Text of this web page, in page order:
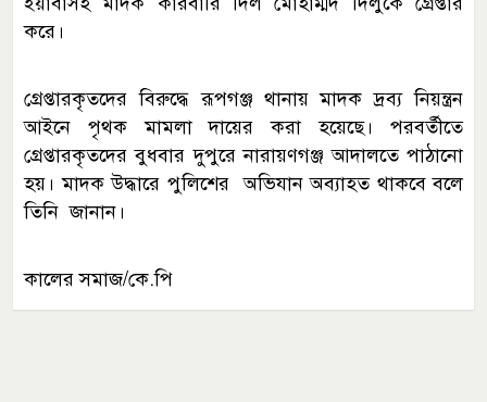
করে।
গ্রেপ্তারকৃতদের বিরুদ্ধে রূপগঞ্জ থানায় মাদক দ্রব্য নিয়ন্ত্রন
আইনে পৃথক মামলা দায়ের করা হয়েছে। পরবর্তীতে
গ্রেপ্তারকৃতদের বুধবার দুপুরে নারায়ণগঞ্জ আদালতে পাঠানো
হয়। মাদক উদ্ধারে পুলিশের অভিযান অব্যাহত থাকবে বলে
তিনি জানান।
কালের সমাজ/কে.পি